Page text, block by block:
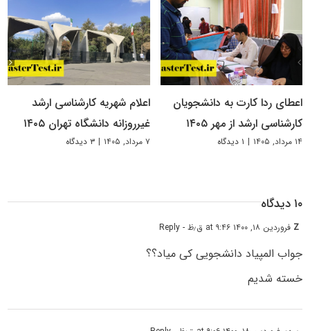
اعطای ردا کارت به دانشجویان
کارشناسی ارشد از مهر ۱۴۰۵
۱۴ مرداد, ۱۴۰۵ | ۱ دیدگاه
اعلام شهریه کارشناسی ارشد
غیرروزانه دانشگاه تهران ۱۴۰۵
۷ مرداد, ۱۴۰۵ | ۳ دیدگاه
۱۰ دیدگاه
Z فروردین ۱۸, ۱۴۰۰ at ۹:۴۶ ق٫ظ - Reply
جواب المپیاد دانشجویی کی میاد؟؟
خسته شدیم